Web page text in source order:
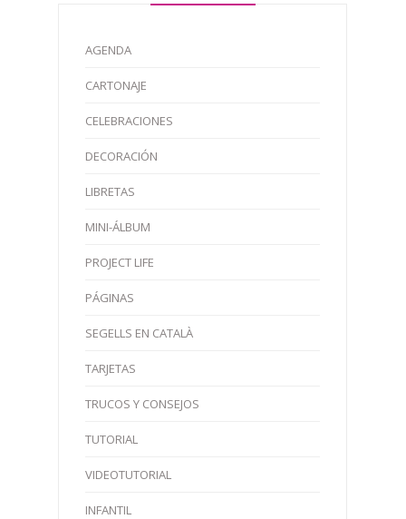
AGENDA
CARTONAJE
CELEBRACIONES
DECORACIÓN
LIBRETAS
MINI-ÁLBUM
PROJECT LIFE
PÁGINAS
SEGELLS EN CATALÀ
TARJETAS
TRUCOS Y CONSEJOS
TUTORIAL
VIDEOTUTORIAL
INFANTIL